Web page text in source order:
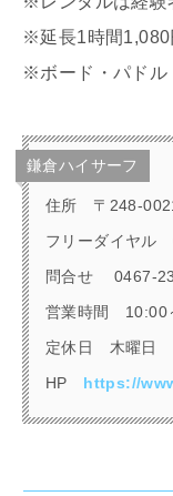
※延長1時間1,080
※ボード・パドル
鎌倉ハイサーフ
住所 〒248-
フリーダイヤル
問合せ
0467-
営業時間 10:00
定休日 木曜日
HP https://